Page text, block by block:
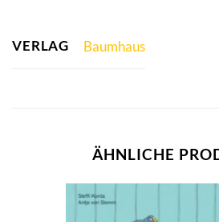
VERLAG Baumhaus
ÄHNLICHE